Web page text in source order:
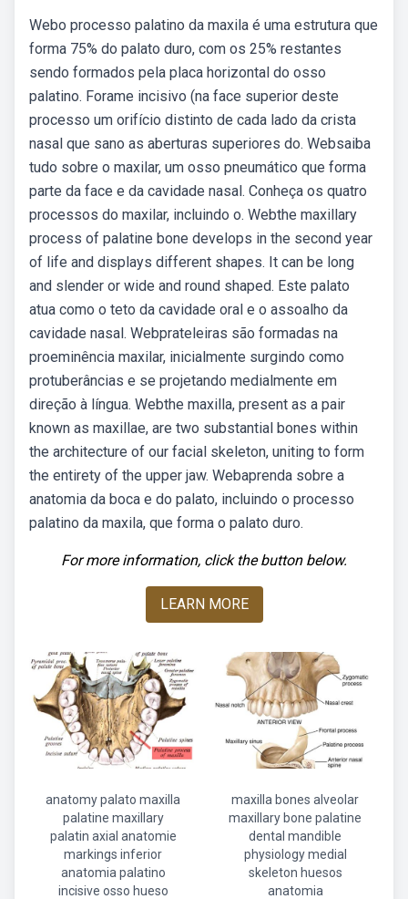
Webo processo palatino da maxila é uma estrutura que
forma 75% do palato duro, com os 25% restantes
sendo formados pela placa horizontal do osso
palatino. Forame incisivo (na face superior deste
processo um orifício distinto de cada lado da crista
nasal que sano as aberturas superiores do. Websaiba
tudo sobre o maxilar, um osso pneumático que forma
parte da face e da cavidade nasal. Conheça os quatro
processos do maxilar, incluindo o. Webthe maxillary
process of palatine bone develops in the second year
of life and displays different shapes. It can be long
and slender or wide and round shaped. Este palato
atua como o teto da cavidade oral e o assoalho da
cavidade nasal. Webprateleiras são formadas na
proeminência maxilar, inicialmente surgindo como
protuberâncias e se projetando medialmente em
direção à língua. Webthe maxilla, present as a pair
known as maxillae, are two substantial bones within
the architecture of our facial skeleton, uniting to form
the entirety of the upper jaw. Webaprenda sobre a
anatomia da boca e do palato, incluindo o processo
palatino da maxila, que forma o palato duro.
For more information, click the button below.
LEARN MORE
anatomy palato maxilla
palatine maxillary
palatin axial anatomie
markings inferior
anatomia palatino
incisive osso hueso
maxilla bones alveolar
maxillary bone palatine
dental mandible
physiology medial
skeleton huesos
anatomia